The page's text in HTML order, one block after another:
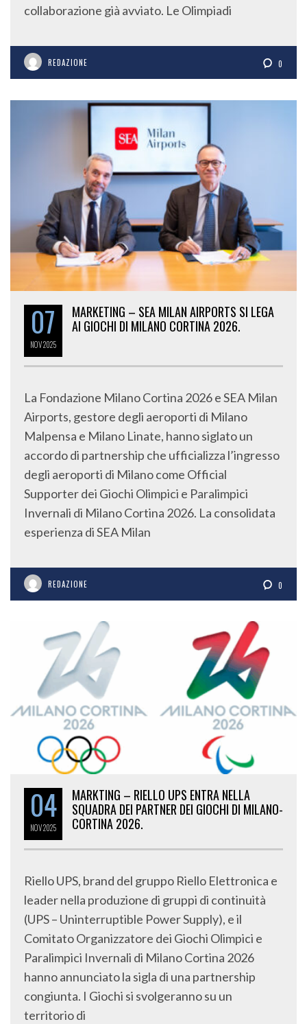
collaborazione già avviato. Le Olimpiadi
REDAZIONE 0
07
NOV2025
MARKETING – SEA MILAN AIRPORTS SI LEGA
AI GIOCHI DI MILANO CORTINA 2026.
La Fondazione Milano Cortina 2026 e SEA Milan
Airports, gestore degli aeroporti di Milano
Malpensa e Milano Linate, hanno siglato un
accordo di partnership che ufficializza l’ingresso
degli aeroporti di Milano come Official
Supporter dei Giochi Olimpici e Paralimpici
Invernali di Milano Cortina 2026. La consolidata
esperienza di SEA Milan
REDAZIONE 0
04
NOV2025
MARKTING – RIELLO UPS ENTRA NELLA
SQUADRA DEI PARTNER DEI GIOCHI DI MILANO-
CORTINA 2026.
Riello UPS, brand del gruppo Riello Elettronica e
leader nella produzione di gruppi di continuità
(UPS – Uninterruptible Power Supply), e il
Comitato Organizzatore dei Giochi Olimpici e
Paralimpici Invernali di Milano Cortina 2026
hanno annunciato la sigla di una partnership
congiunta. I Giochi si svolgeranno su un
territorio di